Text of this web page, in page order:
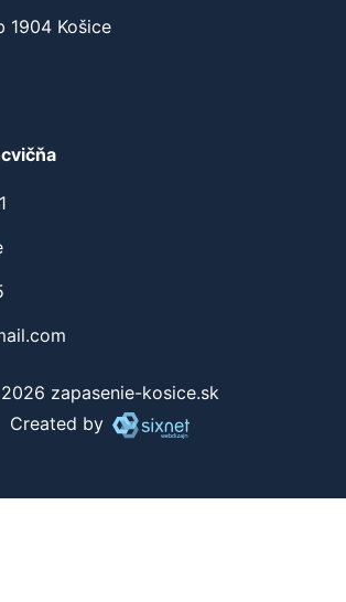
1904 Košice
zapasenie-kosice.sk
Created by